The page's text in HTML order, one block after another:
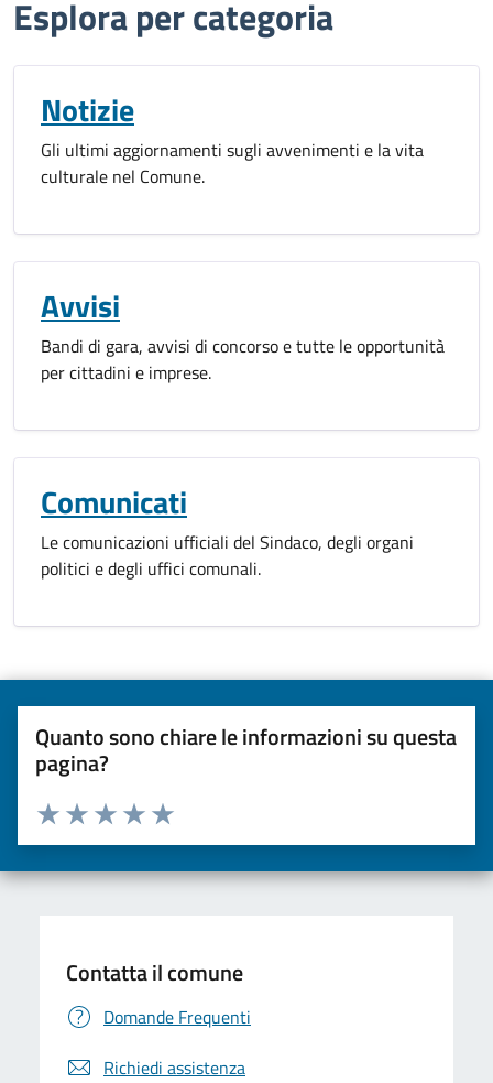
Esplora per categoria
Notizie
Gli ultimi aggiornamenti sugli avvenimenti e la vita
culturale nel Comune.
Avvisi
Bandi di gara, avvisi di concorso e tutte le opportunità
per cittadini e imprese.
Comunicati
Le comunicazioni ufficiali del Sindaco, degli organi
politici e degli uffici comunali.
Quanto sono chiare le informazioni su questa
pagina?
Valuta da 1 a 5 stelle la pagina
Valuta 5 stelle su 5
Valuta 4 stelle su 5
Valuta 3 stelle su 5
Valuta 2 stelle su 5
Valuta una stella su 5
Contatta il comune
Domande Frequenti
Richiedi assistenza